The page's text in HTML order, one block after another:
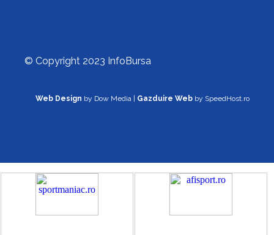
© Copyright 2023 InfoBursa
Web Design by Dow Media | Gazduire Web by SpeedHost.ro